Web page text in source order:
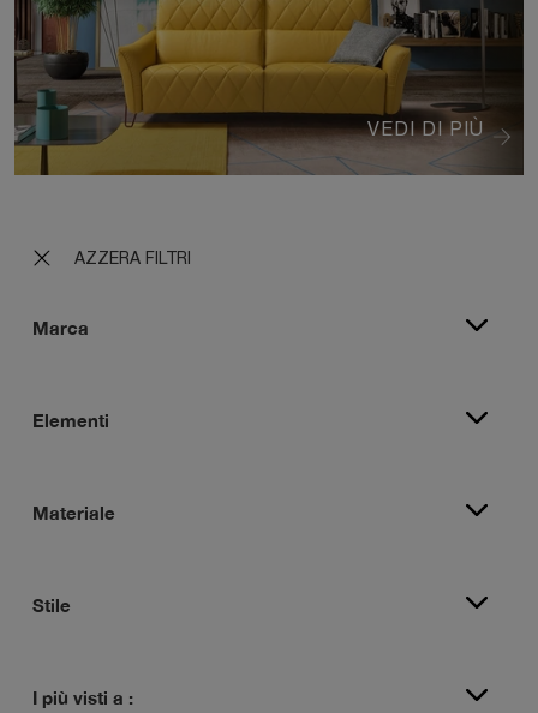
AZZERA FILTRI
Marca
Elementi
Materiale
Stile
I più visti a :
VEDI DI PIÙ